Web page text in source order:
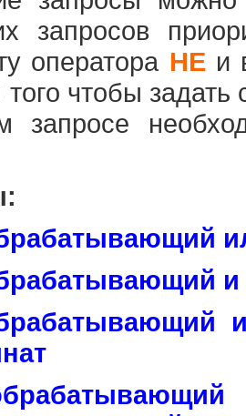
запросов
оператора НЕи
чтобы задать
запросе
и